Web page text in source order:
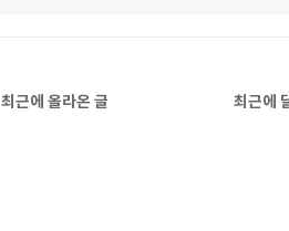
최근에 올라온 글 최근에